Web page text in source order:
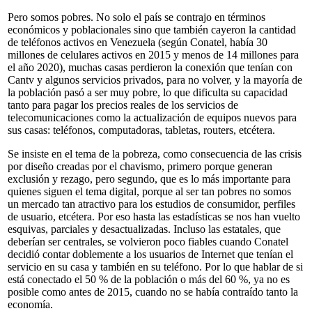
Pero somos pobres. No solo el país se contrajo en términos
económicos y poblacionales sino que también cayeron la cantidad
de teléfonos activos en Venezuela (según Conatel, había 30
millones de celulares activos en 2015 y menos de 14 millones para
el año 2020), muchas casas perdieron la conexión que tenían con
Cantv y algunos servicios privados, para no volver, y la mayoría de
la población pasó a ser muy pobre, lo que dificulta su capacidad
tanto para pagar los precios reales de los servicios de
telecomunicaciones como la actualización de equipos nuevos para
sus casas: teléfonos, computadoras, tabletas, routers, etcétera.
Se insiste en el tema de la pobreza, como consecuencia de las crisis
por diseño creadas por el chavismo, primero porque generan
exclusión y rezago, pero segundo, que es lo más importante para
quienes siguen el tema digital, porque al ser tan pobres no somos
un mercado tan atractivo para los estudios de consumidor, perfiles
de usuario, etcétera. Por eso hasta las estadísticas se nos han vuelto
esquivas, parciales y desactualizadas. Incluso las estatales, que
deberían ser centrales, se volvieron poco fiables cuando Conatel
decidió contar doblemente a los usuarios de Internet que tenían el
servicio en su casa y también en su teléfono. Por lo que hablar de si
está conectado el 50 % de la población o más del 60 %, ya no es
posible como antes de 2015, cuando no se había contraído tanto la
economía.